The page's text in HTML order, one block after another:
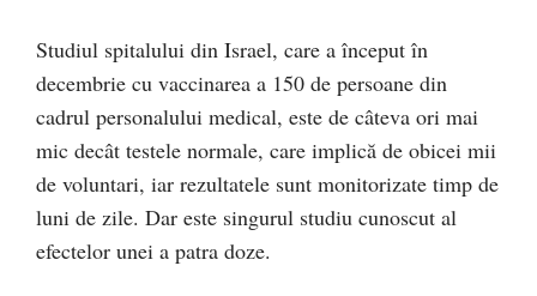
Studiul spitalului din Israel, care a început în
decembrie cu vaccinarea a 150 de persoane din
cadrul personalului medical, este de câteva ori mai
mic decât testele normale, care implică de obicei mii
de voluntari, iar rezultatele sunt monitorizate timp de
luni de zile. Dar este singurul studiu cunoscut al
efectelor unei a patra doze.